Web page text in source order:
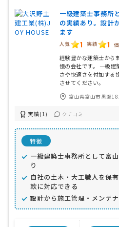
一級建築士事務所
の実績あり。設計
ます
人気 1 実績 1
経験豊かな建築士から
慢の会社です。 一級建
さや快適さを付加する
させてください。
富山県富山市黒瀬
実績(1) クチコミ
特徴
一級建築士事務所として富
り
自社の土木・大工職人を保
軟に対応できる
設計から施工管理・メンテ